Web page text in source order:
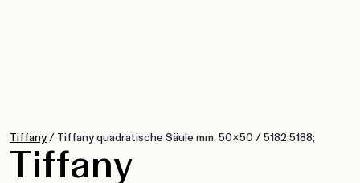
Tiffany/ Tiffany quadratische Säule mm. 50×50 /5182;5188;
Tiffany